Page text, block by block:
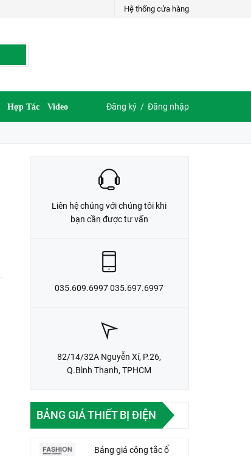
Hệ thống cửa hàng
Hợp Tác Video Đăng ký / Đăng nhập
LIÊN HỆ ĐẶT HÀNG
Liên hệ chúng với chúng tôi khi
bạn cần được tư vấn
035.609.6997 035.697.6997
82/14/32A Nguyễn Xí, P.26,
Q.Bình Thạnh, TPHCM
BẢNG GIÁ THIẾT BỊ ĐIỆN
Bảng giá công tắc ổ